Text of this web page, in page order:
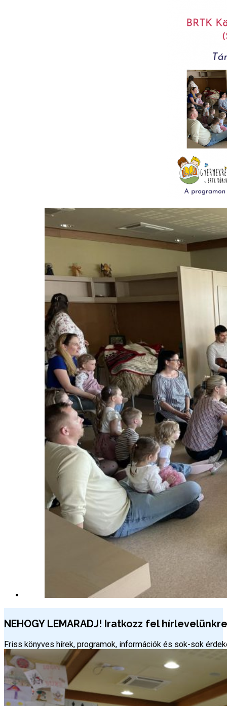
NEHOGY LEMARADJ! Iratkozz fel
Friss könyves hírek, programok, információk és sok-sok